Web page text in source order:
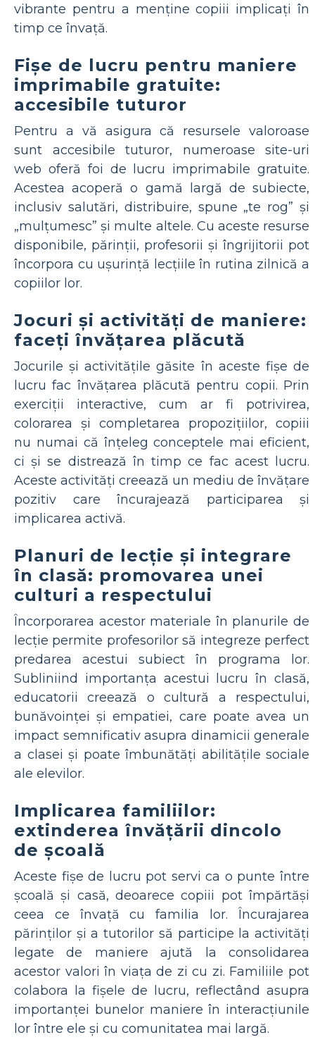
vibrante pentru a menține copiii implicați în
timp ce învață.
Fișe de lucru pentru maniere
imprimabile gratuite:
accesibile tuturor
Pentru a vă asigura că resursele valoroase
sunt accesibile tuturor, numeroase site-uri
web oferă foi de lucru imprimabile gratuite.
Acestea acoperă o gamă largă de subiecte,
inclusiv salutări, distribuire, spune „te rog” și
„mulțumesc” și multe altele. Cu aceste resurse
disponibile, părinții, profesorii și îngrijitorii pot
încorpora cu ușurință lecțiile în rutina zilnică a
copiilor lor.
Jocuri și activități de maniere:
faceți învățarea plăcută
Jocurile și activitățile găsite în aceste fișe de
lucru fac învățarea plăcută pentru copii. Prin
exerciții interactive, cum ar fi potrivirea,
colorarea și completarea propozițiilor, copiii
nu numai că înțeleg conceptele mai eficient,
ci și se distrează în timp ce fac acest lucru.
Aceste activități creează un mediu de învățare
pozitiv care încurajează participarea și
implicarea activă.
Planuri de lecție și integrare
în clasă: promovarea unei
culturi a respectului
Încorporarea acestor materiale în planurile de
lecție permite profesorilor să integreze perfect
predarea acestui subiect în programa lor.
Subliniind importanța acestui lucru în clasă,
educatorii creează o cultură a respectului,
bunăvoinței și empatiei, care poate avea un
impact semnificativ asupra dinamicii generale
a clasei și poate îmbunătăți abilitățile sociale
ale elevilor.
Implicarea familiilor:
extinderea învățării dincolo
de școală
Aceste fișe de lucru pot servi ca o punte între
școală și casă, deoarece copiii pot împărtăși
ceea ce învață cu familia lor. Încurajarea
părinților și a tutorilor să participe la activități
legate de maniere ajută la consolidarea
acestor valori în viața de zi cu zi. Familiile pot
colabora la fișele de lucru, reflectând asupra
importanței bunelor maniere în interacțiunile
lor între ele și cu comunitatea mai largă.